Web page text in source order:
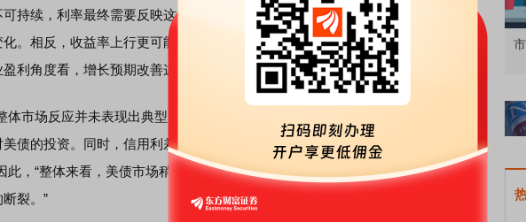
持续，利率最终需要反映这一情况的观点一直存在。然而，现实是，市场并未
。相反，收益率上行更可能是由于经济增长预期略有改善，以及期限溢价上升
利角度看，增长预期改善这一方面的作用也并不令人意外。
市场反应并未表现出典型的压力事件特征。美债拍卖总体表现稳健，表明投资
债的投资。同时，信用利差仍维持在较低水平，表明投资者并未显著提高风险
此，“整体来看，美债市场稍早的波动及美债收益率大幅攀升，更像是一次市场重
裂。”
知识通识：从基础认知到特色品种 了解北交所知识 做理性投资者